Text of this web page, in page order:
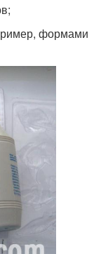
формами